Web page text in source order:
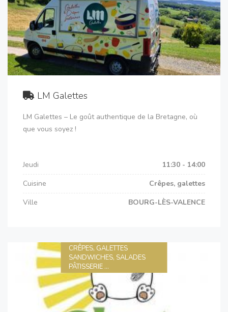
LM Galettes
LM Galettes – Le goût authentique de la Bretagne, où
que vous soyez !
Jeudi
11:30 - 14:00
Cuisine
Crêpes, galettes
Ville
BOURG-LÈS-VALENCE
CRÊPES, GALETTES
SANDWICHES, SALADES
PÂTISSERIE ...